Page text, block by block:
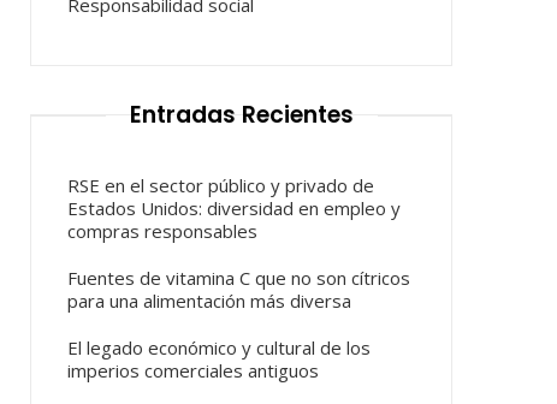
Responsabilidad social
Entradas Recientes
RSE en el sector público y privado de
Estados Unidos: diversidad en empleo y
compras responsables
Fuentes de vitamina C que no son cítricos
para una alimentación más diversa
El legado económico y cultural de los
imperios comerciales antiguos